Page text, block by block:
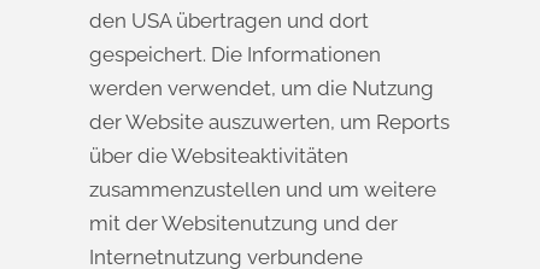
den USA übertragen und dort
gespeichert. Die Informationen
werden verwendet, um die Nutzung
der Website auszuwerten, um Reports
über die Websiteaktivitäten
zusammenzustellen und um weitere
mit der Websitenutzung und der
Internetnutzung verbundene